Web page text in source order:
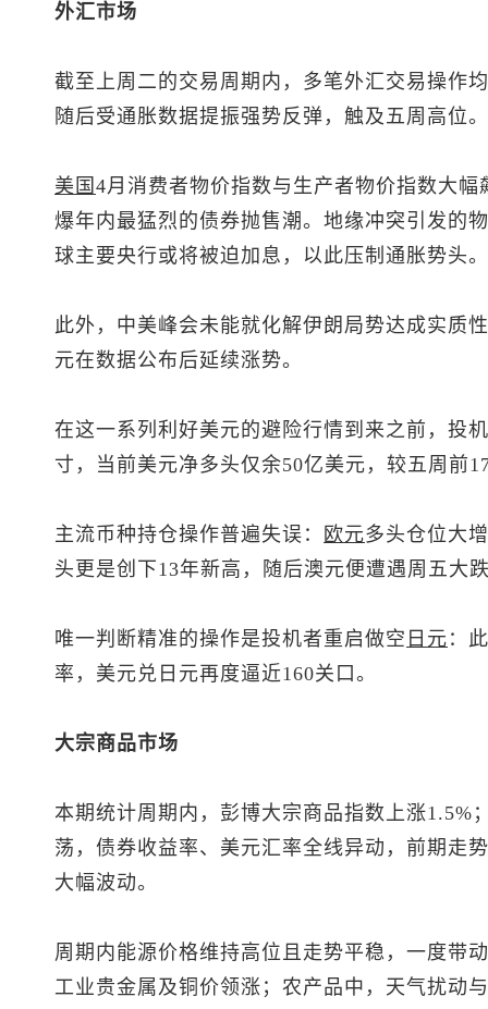
外汇市场
截至上周二的交易周期内，多笔外汇交易操作
随后受通胀数据提振强势反弹，触及五周高位。
美国 4月消费者物价指数与生产者物价指数大
爆年内最猛烈的债券抛售潮。地缘冲突引发的
球主要央行或将被迫加息，以此压制通胀势头。
此外，中美峰会未能就化解伊朗局势达成实质
元在数据公布后延续涨势。
在这一系列利好美元的避险行情到来之前，投
寸，当前美元净多头仅余50亿美元，较五周前
主流币种持仓操作普遍失误： 欧元多头仓位大
头更是创下13年新高，随后澳元便遭遇周五大
唯一判断精准的操作是投机者重启做空 日元 ：
率， 美元兑日元再度逼近160关口。
大宗商品市场
本期统计周期内，彭博大宗商品指数上涨1.5%
荡，债券收益率、美元汇率全线异动，前期走
大幅波动。
周期内能源价格维持高位且走势平稳，一度带
工业贵金属及铜价领涨；农产品中，天气扰动